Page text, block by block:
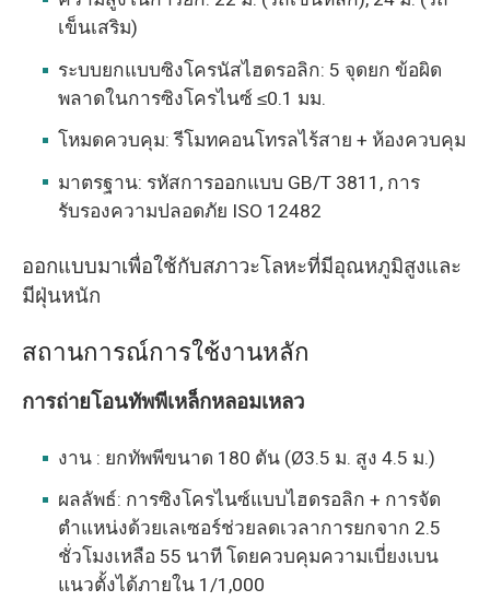
เข็นเสริม)
ระบบยกแบบซิงโครนัสไฮดรอลิก: 5 จุดยก ข้อผิด
พลาดในการซิงโครไนซ์ ≤0.1 มม.
โหมดควบคุม: รีโมทคอนโทรลไร้สาย + ห้องควบคุม
มาตรฐาน: รหัสการออกแบบ GB/T 3811, การ
รับรองความปลอดภัย ISO 12482
ออกแบบมาเพื่อใช้กับสภาวะโลหะที่มีอุณหภูมิสูงและ
มีฝุ่นหนัก
สถานการณ์การใช้งานหลัก
การถ่ายโอนทัพพีเหล็กหลอมเหลว
งาน : ยกทัพพีขนาด 180 ตัน (Ø3.5 ม. สูง 4.5 ม.)
ผลลัพธ์: การซิงโครไนซ์แบบไฮดรอลิก + การจัด
ตำแหน่งด้วยเลเซอร์ช่วยลดเวลาการยกจาก 2.5
ชั่วโมงเหลือ 55 นาที โดยควบคุมความเบี่ยงเบน
แนวตั้งได้ภายใน 1/1,000